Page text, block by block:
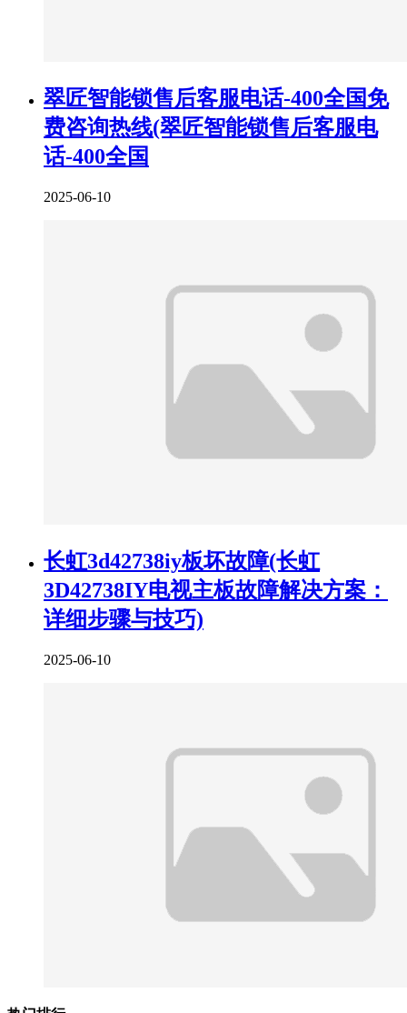
翠匠智能锁售后客服电话-400全国免
费咨询热线(翠匠智能锁售后客服电
话-400全国
2025-06-10
长虹3d42738iy板坏故障(长虹
3D42738IY电视主板故障解决方案：
详细步骤与技巧)
2025-06-10